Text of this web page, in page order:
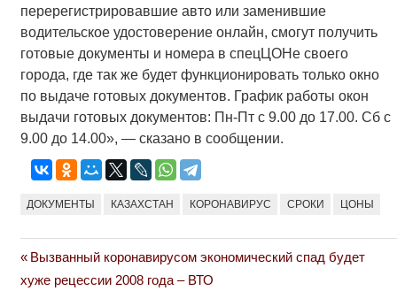
перерегистрировавшие авто или заменившие
водительское удостоверение онлайн, смогут получить
готовые документы и номера в спецЦОНе своего
города, где так же будет функционировать только окно
по выдаче готовых документов. График работы окон
выдачи готовых документов: Пн-Пт с 9.00 до 17.00. Сб с
9.00 до 14.00», — сказано в сообщении.
ДОКУМЕНТЫ КАЗАХСТАН КОРОНАВИРУС СРОКИ ЦОНЫ
Навигация
Previous
Post:
Вызванный коронавирусом экономический спад будет
хуже рецессии 2008 года – ВТО